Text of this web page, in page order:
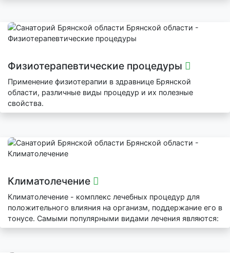
Физиотерапевтические процедуры
Применение физиотерапии в здравнице Брянской
области, различные виды процедур и их полезные
свойства.
Климатолечение
Климатолечение - комплекс лечебных процедур для
положительного влияния на организм, поддержание его в
тонусе. Самыми популярными видами лечения являются: